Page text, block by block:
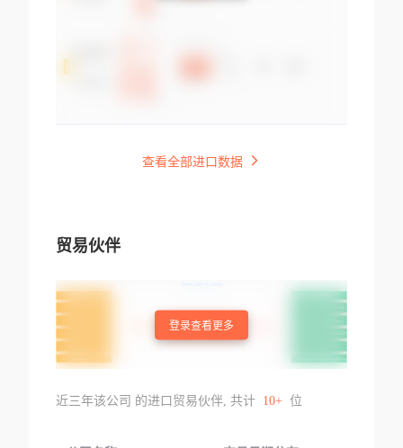
查看全部进口数据
贸易伙伴
登录查看更多
近三年该公司 的进口贸易伙伴, 共计 10+ 位